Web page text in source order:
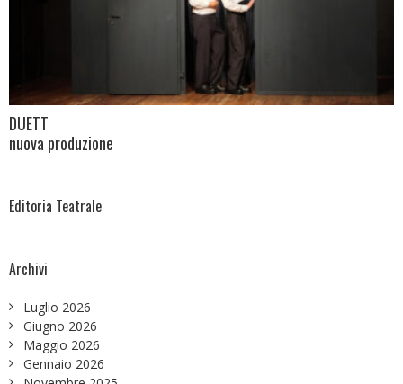
DUETT
nuova produzione
Editoria Teatrale
Archivi
Luglio 2026
Giugno 2026
Maggio 2026
Gennaio 2026